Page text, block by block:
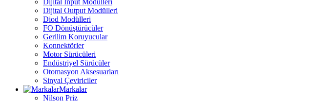
Dijital Input Modülleri
Dijital Output Modülleri
Diod Modülleri
FO Dönüştürücüler
Gerilim Koruyucular
Konnektörler
Motor Sürücüleri
Endüstriyel Sürücüler
Otomasyon Aksesuarları
Sinyal Çeviriciler
Markalar
Nilson Priz